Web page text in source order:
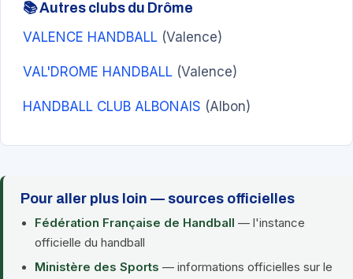
📚 Autres clubs du Drôme
VALENCE HANDBALL (Valence)
VAL'DROME HANDBALL (Valence)
HANDBALL CLUB ALBONAIS (Albon)
Pour aller plus loin — sources officielles
Fédération Française de Handball — l'instance
officielle du handball
Ministère des Sports — informations officielles sur le